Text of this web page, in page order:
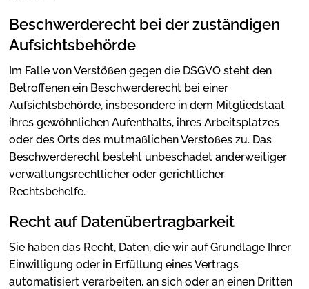
Beschwerderecht bei der zuständigen
Aufsichtsbehörde
Im Falle von Verstößen gegen die DSGVO steht den
Betroffenen ein Beschwerderecht bei einer
Aufsichtsbehörde, insbesondere in dem Mitgliedstaat
ihres gewöhnlichen Aufenthalts, ihres Arbeitsplatzes
oder des Orts des mutmaßlichen Verstoßes zu. Das
Beschwerderecht besteht unbeschadet anderweitiger
verwaltungsrechtlicher oder gerichtlicher
Rechtsbehelfe.
Recht auf Datenübertragbarkeit
Sie haben das Recht, Daten, die wir auf Grundlage Ihrer
Einwilligung oder in Erfüllung eines Vertrags
automatisiert verarbeiten, an sich oder an einen Dritten